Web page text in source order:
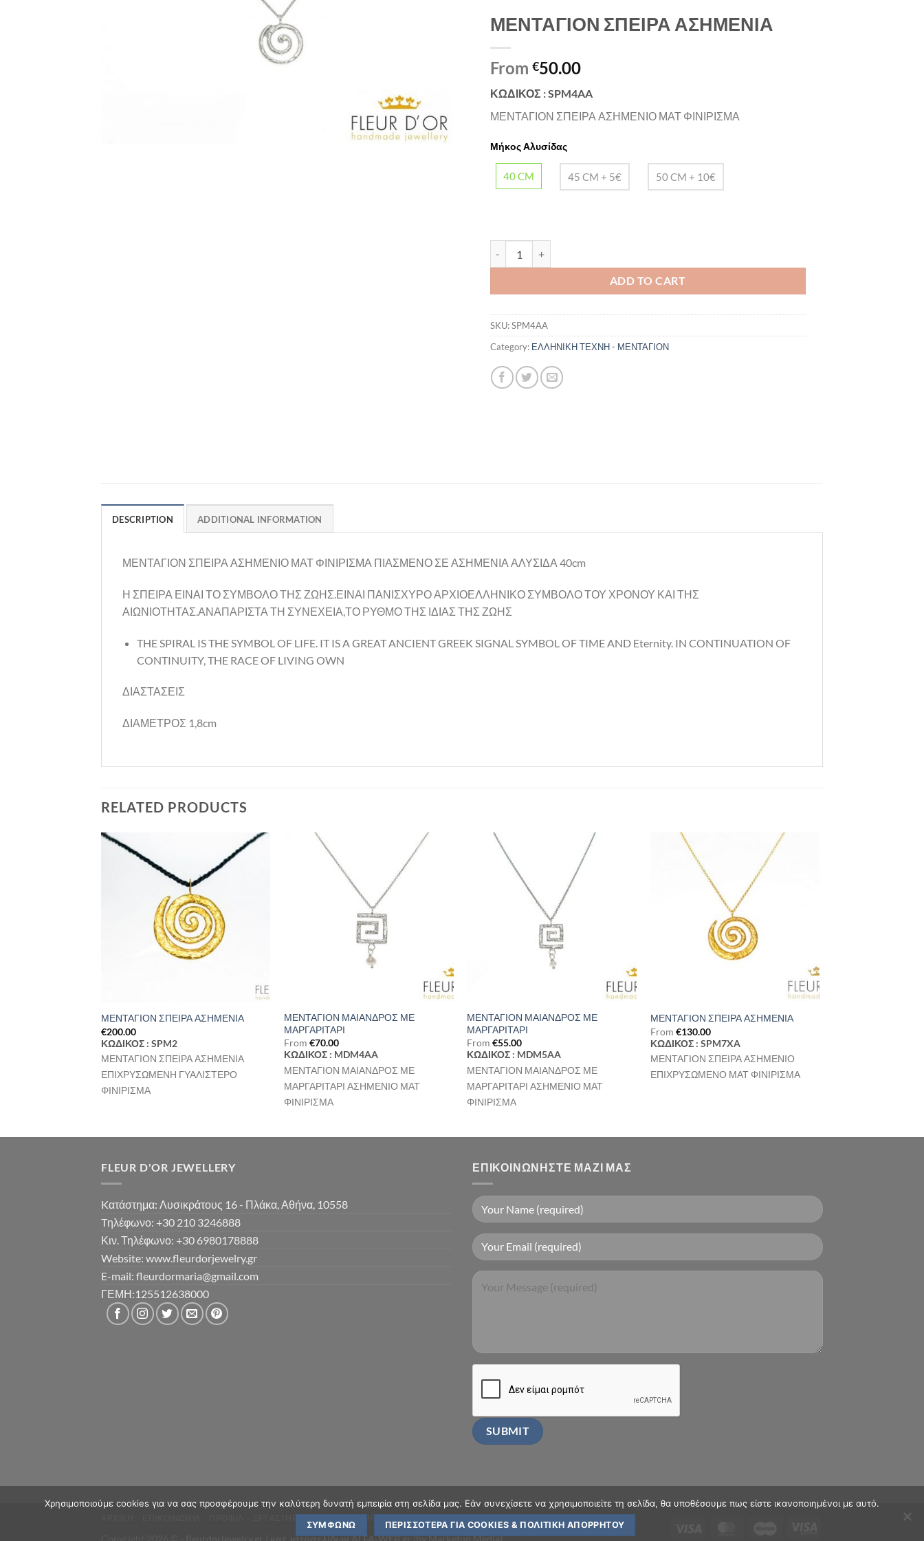
ΜΕΝΤΑΓΙΟΝ ΣΠΕΙΡΑ ΑΣΗΜΕΝΙΑ
From €50.00
ΚΩΔΙΚΟΣ : SPM4AA
ΜΕΝΤΑΓΙΟΝ ΣΠΕΙΡΑ ΑΣΗΜΕΝΙΟ ΜΑΤ ΦΙΝΙΡΙΣΜΑ
Μήκος Αλυσίδας
40 CM 45 CM + 5€ 50 CM + 10€
ADD TO CART
SKU:SPM4AA
Category: ΕΛΛΗΝΙΚΗ ΤΕΧΝΗ - ΜΕΝΤΑΓΙΟΝ
DESCRIPTION ADDITIONAL INFORMATION
ΜΕΝΤΑΓΙΟΝ ΣΠΕΙΡΑ ΑΣΗΜΕΝΙΟ ΜΑΤ ΦΙΝΙΡΙΣΜΑ ΠΙΑΣΜΕΝΟ ΣΕ ΑΣΗΜΕΝΙΑ ΑΛΥΣΙΔΑ 40cm
Η ΣΠΕΙΡΑ ΕΙΝΑΙ ΤΟ ΣΥΜΒΟΛΟ ΤΗΣ ΖΩΗΣ.ΕΙΝΑΙ ΠΑΝΙΣΧΥΡΟ ΑΡΧΙΟΕΛΛΗΝΙΚΟ ΣΥΜΒΟΛΟ ΤΟΥ ΧΡΟΝΟΥ ΚΑΙ ΤΗΣ
ΑΙΩΝΙΟΤΗΤΑΣ.ΑΝΑΠΑΡΙΣΤΑ ΤΗ ΣΥΝΕΧΕΙΑ,ΤΟ ΡΥΘΜΟ ΤΗΣ ΙΔΙΑΣ ΤΗΣ ΖΩΗΣ
THE SPIRAL IS THE SYMBOL OF LIFE. IT IS A GREAT ANCIENT GREEK SIGNAL SYMBOL OF TIME AND Eternity. IN CONTINUATION OF
CONTINUITY, THE RACE OF LIVING OWN
ΔΙΑΣΤΑΣΕΙΣ
ΔΙΑΜΕΤΡΟΣ 1,8cm
RELATED PRODUCTS
Προσθήκη
ΜΕΝΤΑΓΙΟΝ ΣΠΕΙΡΑ ΑΣΗΜΕΝΙΑ
€200.00
ΚΩΔΙΚΟΣ : SPM2
ΜΕΝΤΑΓΙΟΝ ΣΠΕΙΡΑ ΑΣΗΜΕΝΙΑ
ΕΠΙΧΡΥΣΩΜΕΝΗ ΓΥΑΛΙΣΤΕΡΟ
ΦΙΝΙΡΙΣΜΑ
Προσθήκη
ΜΕΝΤΑΓΙΟΝ ΜΑΙΑΝΔΡΟΣ ΜΕ
ΜΑΡΓΑΡΙΤΑΡΙ
From€70.00
ΚΩΔΙΚΟΣ : MDM4AA
ΜΕΝΤΑΓΙΟΝ ΜΑΙΑΝΔΡΟΣ ΜΕ
ΜΑΡΓΑΡΙΤΑΡΙ ΑΣΗΜΕΝΙΟ ΜΑΤ
ΦΙΝΙΡΙΣΜΑ
ΜΕΝΤΑΓΙΟΝ ΜΑΙΑΝΔΡΟΣ ΜΕ
ΜΑΡΓΑΡΙΤΑΡΙ
From€55.00
ΚΩΔΙΚΟΣ : MDM5AA
ΜΕΝΤΑΓΙΟΝ ΜΑΙΑΝΔΡΟΣ ΜΕ
ΜΑΡΓΑΡΙΤΑΡΙ ΑΣΗΜΕΝΙΟ ΜΑΤ
ΦΙΝΙΡΙΣΜΑ
ΜΕΝΤΑΓΙΟΝ ΣΠΕΙΡΑ ΑΣΗΜΕΝΙΑ
From €130.00
ΚΩΔΙΚΟΣ : SPM7XA
ΜΕΝΤΑΓΙΟΝ ΣΠΕΙΡΑ ΑΣΗΜΕΝΙΟ
ΕΠΙΧΡΥΣΩΜΕΝΟ ΜΑΤ ΦΙΝΙΡΙΣΜΑ
FLEUR D'OR JEWELLERY
Kατάστημα: Λυσικράτους 16 - Πλάκα, Αθήνα, 10558
Tηλέφωνο: +30 210 3246888
Κιν. Τηλέφωνο: +30 6980178888
Website: www.fleurdorjewelry.gr
E-mail: fleurdormaria@gmail.com
ΓΕΜΗ:125512638000
ΕΠΙΚΟΙΝΩΝΉΣΤΕ ΜΑΖΊ ΜΑΣ
κατ. ιστοσελίδων ALFA-WEB.gr (by Marketup Media)
Χρησιμοποιούμε cookies για να σας προσφέρουμε την καλύτερη δυνατή εμπειρία στη σελίδα μας. Εάν συνεχίσετε να χρησιμοποιείτε τη σελίδα, θα υποθέσουμε πως είστε ικανοποιημένοι με αυτό.
ΣΥΜΦΩΝΏ ΠΕΡΙΣΣΌΤΕΡΑ ΓΙΑ COOKIES & ΠΟΛΙΤΙΚΉ ΑΠΟΡΡΉΤΟΥ